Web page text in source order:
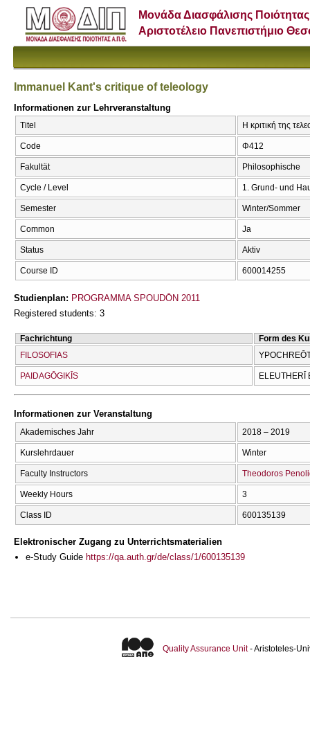
Μονάδα Διασφάλισης Ποιότητας
Αριστοτέλειο Πανεπιστήμιο
Immanuel Kant's critique of teleology
Informationen zur Lehrveranstaltung
Titel Η κριτική της
Code Φ412
Fakultät Philosophische
Cycle / Level 1. Grund- und
Semester Winter/Sommer
Common Ja
Status Aktiv
Course ID 600014255
Studienplan: PROGRAMMA SPOUDŌN 2011
Registered students: 3
Fachrichtung
Form des
FILOSOFIAS
PAIDAGŌGIKĪS ELEUTHERĪ
Informationen zur Veranstaltung
Akademisches Jahr 2018 – 2019
Kurslehrdauer Winter
Faculty Instructors Theodoros
Weekly Hours 3
Class ID 600135139
Elektronischer Zugang zu Unterrichtsmaterialien
e-Study Guide https://qa.auth.gr/de/class/1/600135139
Quality Assurance Unit- Aristoteles-